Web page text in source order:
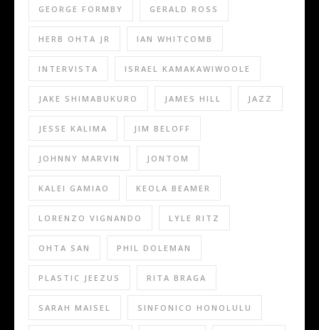
GEORGE FORMBY GERALD ROSS
HERB OHTA JR IAN WHITCOMB
INTERVISTA ISRAEL KAMAKAWIWOOLE
JAKE SHIMABUKURO JAMES HILL JAZZ
JESSE KALIMA JIM BELOFF
JOHNNY MARVIN JONTOM
KALEI GAMIAO KEOLA BEAMER
LORENZO VIGNANDO LYLE RITZ
OHTA SAN PHIL DOLEMAN
PLASTIC JEEZUS RITA BRAGA
SARAH MAISEL SINFONICO HONOLULU